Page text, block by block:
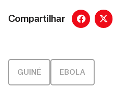
Compartilhar
GUINÉ EBOLA